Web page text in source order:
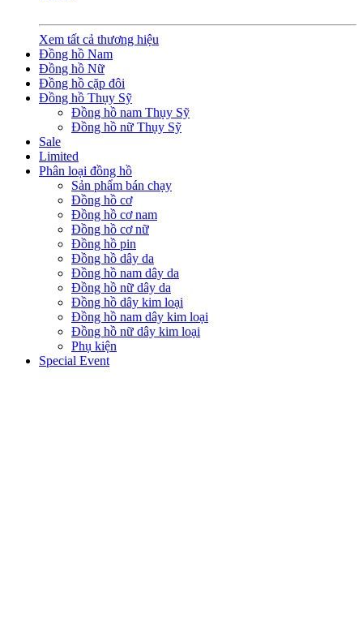
Xem tất cả thương hiệu
Đồng hồ Nam
Đồng hồ Nữ
Đồng hồ cặp đôi
Đồng hồ Thụy Sỹ
Đồng hồ nam Thụy Sỹ
Đồng hồ nữ Thụy Sỹ
Sale
Limited
Phân loại đồng hồ
Sản phẩm bán chạy
Đồng hồ cơ
Đồng hồ cơ nam
Đồng hồ cơ nữ
Đồng hồ pin
Đồng hồ dây da
Đồng hồ nam dây da
Đồng hồ nữ dây da
Đồng hồ dây kim loại
Đồng hồ nam dây kim loại
Đồng hồ nữ dây kim loại
Phụ kiện
Special Event